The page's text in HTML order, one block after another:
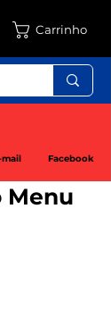
mail Facebook
Carrinho
Menu